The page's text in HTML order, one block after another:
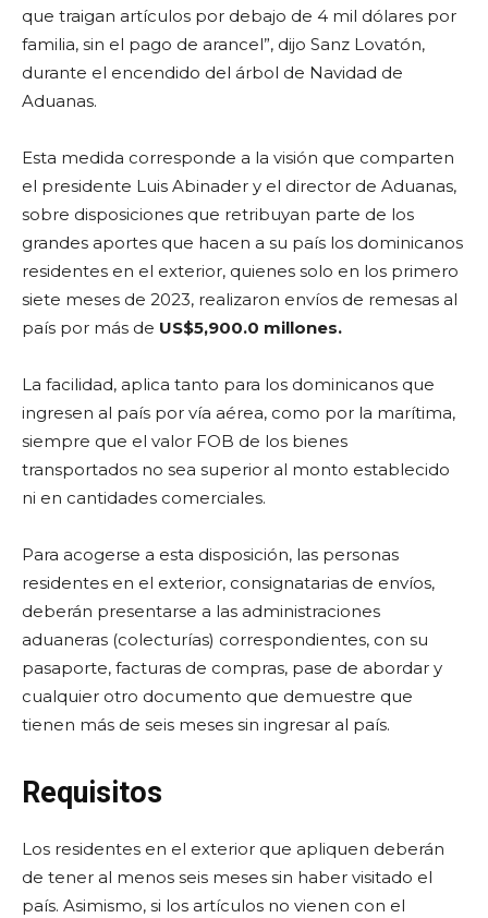
que traigan artículos por debajo de 4 mil dólares por
familia, sin el pago de arancel”, dijo Sanz Lovatón,
durante el encendido del árbol de Navidad de
Aduanas.
Esta medida corresponde a la visión que comparten
el presidente Luis Abinader y el director de Aduanas,
sobre disposiciones que retribuyan parte de los
grandes aportes que hacen a su país los dominicanos
residentes en el exterior, quienes solo en los primero
siete meses de 2023, realizaron envíos de remesas al
país por más de US$5,900.0 millones.
La facilidad, aplica tanto para los dominicanos que
ingresen al país por vía aérea, como por la marítima,
siempre que el valor FOB de los bienes
transportados no sea superior al monto establecido
ni en cantidades comerciales.
Para acogerse a esta disposición, las personas
residentes en el exterior, consignatarias de envíos,
deberán presentarse a las administraciones
aduaneras (colecturías) correspondientes, con su
pasaporte, facturas de compras, pase de abordar y
cualquier otro documento que demuestre que
tienen más de seis meses sin ingresar al país.
Requisitos
Los residentes en el exterior que apliquen deberán
de tener al menos seis meses sin haber visitado el
país. Asimismo, si los artículos no vienen con el